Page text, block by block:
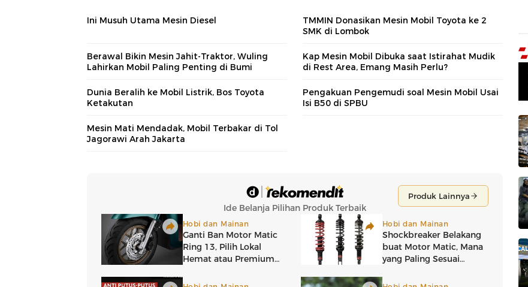
Ini Musuh Utama Mesin Diesel
TMMIN Donasikan Mesin Mobil Toyota ke 2
SMK di Lombok
Berawal Bikin Mesin Jahit-Traktor, Wuling
Lahirkan Mobil Paling Penting di Bumi
Kap Mesin Mobil Dibuka saat Istirahat Mudik
di Rest Area, Emang Masih Perlu?
Dunia Beralih ke Mobil Listrik, Bos Toyota
Ketakutan
Pengakuan Pengemudi soal Mesin Mobil Usai
Isi B50 di SPBU
Mesin Mati Mendadak, Mobil Terbakar di Tol
Jagorawi Arah Jakarta